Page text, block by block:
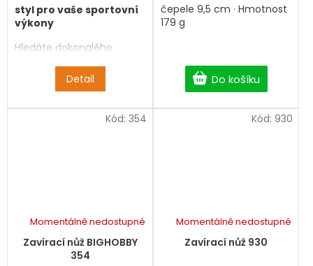
Detail
styl pro vaše sportovní
výkony
Hledáte dokonalého
nebo horskou turistiku?
Sportovní brýleSCVCN
kombinují špičkovou
detailu.
Do košíku
čepele 9,5 cm · Hmotnost
179 g
Zavírací nůž BIGHOBBY
354
Momentálně nedostupné
Kód: 354
Zavírací nůž 930
Momentálně nedostupné
Kód: 930